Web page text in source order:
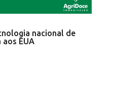
nacional de
EUA